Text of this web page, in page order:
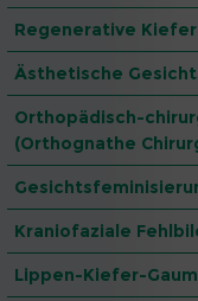
Regenerative
Ästhetische
Orthopädisch-
(Orthognathe
Kraniofaziale
Lippen-Kiefer-